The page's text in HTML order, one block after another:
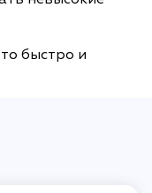
быстро и